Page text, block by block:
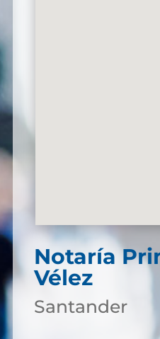
Notaría
Vélez
Santander